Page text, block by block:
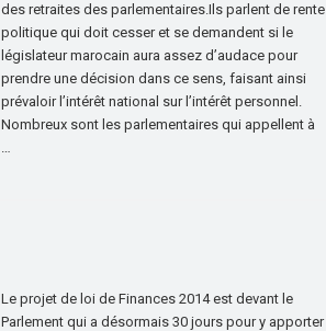
des retraites des parlementaires.Ils parlent de rente
politique qui doit cesser et se demandent si le
législateur marocain aura assez d’audace pour
prendre une décision dans ce sens, faisant ainsi
prévaloir l’intérêt national sur l’intérêt personnel.
Nombreux sont les parlementaires qui appellent à
…
Le projet de loi de Finances 2014 est devant le
Parlement qui a désormais 30 jours pour y apporter